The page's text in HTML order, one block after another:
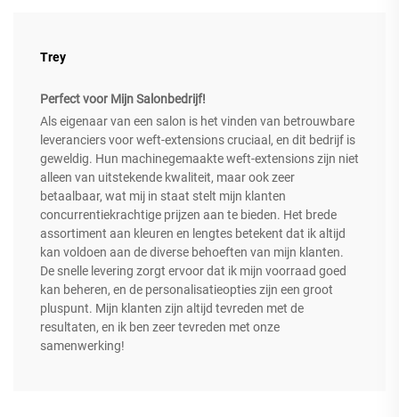
Trey
Perfect voor Mijn Salonbedrijf!
Als eigenaar van een salon is het vinden van betrouwbare
leveranciers voor weft-extensions cruciaal, en dit bedrijf is
geweldig. Hun machinegemaakte weft-extensions zijn niet
alleen van uitstekende kwaliteit, maar ook zeer
betaalbaar, wat mij in staat stelt mijn klanten
concurrentiekrachtige prijzen aan te bieden. Het brede
assortiment aan kleuren en lengtes betekent dat ik altijd
kan voldoen aan de diverse behoeften van mijn klanten.
De snelle levering zorgt ervoor dat ik mijn voorraad goed
kan beheren, en de personalisatieopties zijn een groot
pluspunt. Mijn klanten zijn altijd tevreden met de
resultaten, en ik ben zeer tevreden met onze
samenwerking!